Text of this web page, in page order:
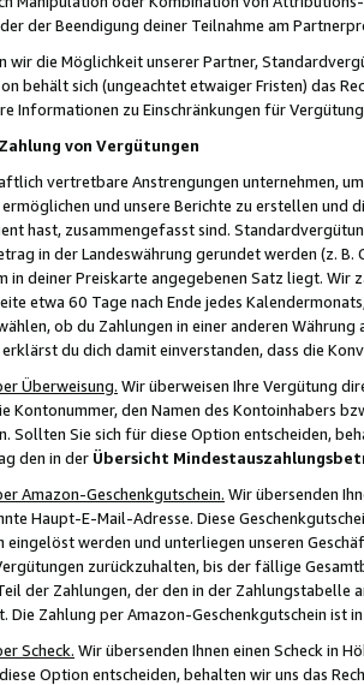
der Beendigung deiner Teilnahme am
wir die Möglichkeit unserer Partner,
behält sich (ungeachtet etwaiger Fristen) das
Informationen zu Einschränkungen für
von Vergütungen
vertretbare Anstrengungen unternehmen,
und unsere Berichte zu erstellen und
hast, zusammengefasst sind.
in der Landeswährung gerundet werden (z.
in deiner Preiskarte angegebenen Satz liegt.
etwa 60 Tage nach Ende jedes
ob du Zahlungen in einer anderen
du dich damit einverstanden, dass die
Überweisung. Wir überweisen Ihre Vergütung
Kontonummer, den Namen des Kontoinhabers
Sollten Sie sich für diese Option entscheiden,
den in der Übersicht
Amazon-Geschenkgutschein. Wir übersenden
Haupt-E-Mail-Adresse. Diese
werden und unterliegen unseren
zurückzuhalten, bis der fällige
der Zahlungen, der den in der
Die Zahlung per Amazon-Geschenkgutschein ist
Scheck. Wir übersenden Ihnen einen Scheck in
Option entscheiden, behalten wir uns das